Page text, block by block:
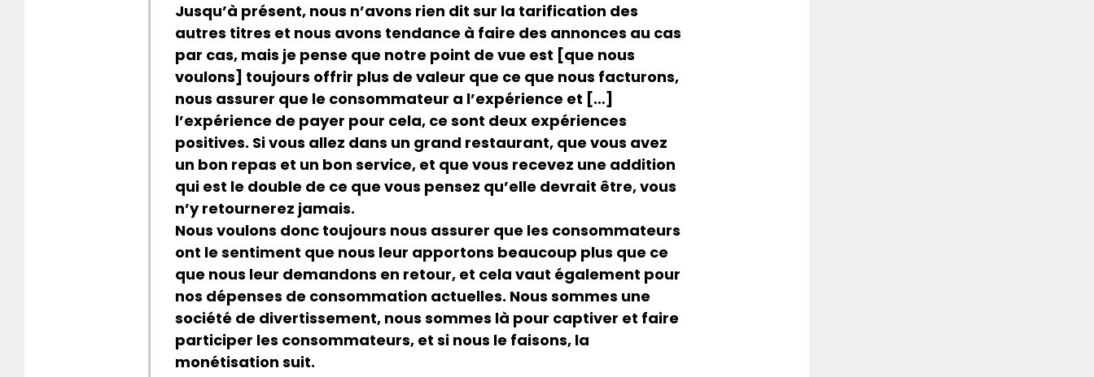
Jusqu’à présent, nous n’avons rien dit sur la tarification des
autres titres et nous avons tendance à faire des annonces au cas
par cas, mais je pense que notre point de vue est [que nous
voulons] toujours offrir plus de valeur que ce que nous facturons,
nous assurer que le consommateur a l’expérience et […]
l’expérience de payer pour cela, ce sont deux expériences
positives. Si vous allez dans un grand restaurant, que vous avez
un bon repas et un bon service, et que vous recevez une addition
qui est le double de ce que vous pensez qu’elle devrait être, vous
n’y retournerez jamais.
Nous voulons donc toujours nous assurer que les consommateurs
ont le sentiment que nous leur apportons beaucoup plus que ce
que nous leur demandons en retour, et cela vaut également pour
nos dépenses de consommation actuelles. Nous sommes une
société de divertissement, nous sommes là pour captiver et faire
participer les consommateurs, et si nous le faisons, la
monétisation suit.